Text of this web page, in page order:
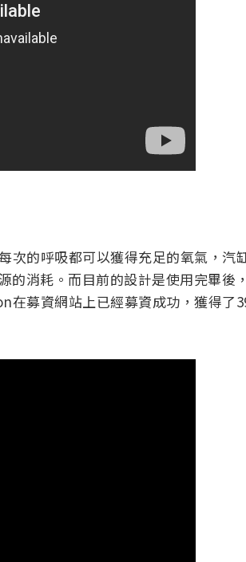
的呼吸都可以獲得充足的氧氣，汽
的消耗。而目前的設計是使用完畢後
募資網站上已經募資成功，獲得了